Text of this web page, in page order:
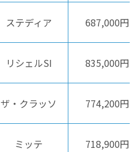
ステディア 687,000円
リシェルSI 835,000円
ザ・クラッソ 774,200円
ミッテ 718,900円